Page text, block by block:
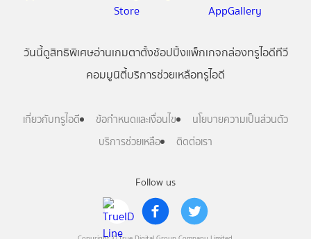
Follow us
วันนี้ดูสิทธิพิเศษอ่านเกมตาตั้งช้อปปิ้งแพ็กเกจกล่องทรูไอดีทีวี
คอมมูนิตี้บริการช่วยเหลือทรูไอดี
เกี่ยวกับทรูไอดี ข้อกำหนดและเงื่อนไข
นโยบายความเป็นส่วนตัว
บริการช่วยเหลือ
ติดต่อเรา